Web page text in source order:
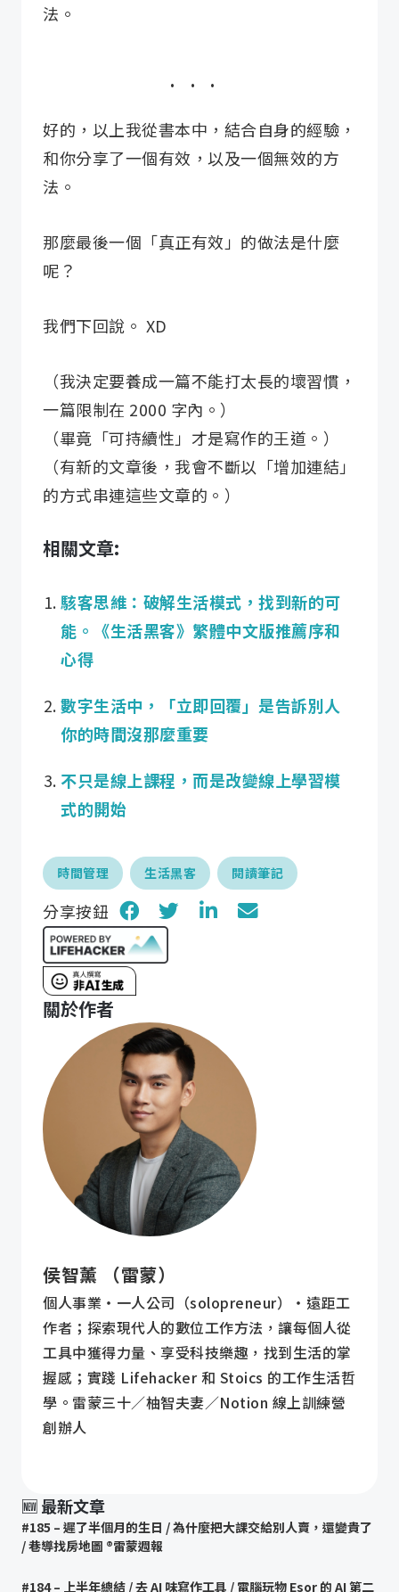
法。
好的，以上我從書本中，結合自身的經驗，
和你分享了一個有效，以及一個無效的方
法。
那麼最後一個「真正有效」的做法是什麼
呢？
我們下回說。 XD
（我決定要養成一篇不能打太長的壞習慣，
一篇限制在 2000 字內。）
（畢竟「可持續性」才是寫作的王道。）
（有新的文章後，我會不斷以「增加連結」
的方式串連這些文章的。）
相關文章:
駭客思維：破解生活模式，找到新的可
能。《生活黑客》繁體中文版推薦序和
心得
數字生活中，「立即回覆」是告訴別人
你的時間沒那麼重要
不只是線上課程，而是改變線上學習模
式的開始
時間管理 生活黑客 閱讀筆記
分享按鈕
關於作者
侯智薰 （雷蒙）
個人事業・一人公司（solopreneur）・遠距工
作者；探索現代人的數位工作方法，讓每個人從
工具中獲得力量、享受科技樂趣，找到生活的掌
握感；實踐 Lifehacker 和 Stoics 的工作生活哲
學。雷蒙三十／柚智夫妻／Notion 線上訓練營
創辦人
🆕 最新文章
#185 – 遲了半個月的生日 / 為什麼把大課交給別人賣，還變貴了
/ 巷導找房地圖 ®️雷蒙週報
#184 – 上半年總結 / 去 AI 味寫作工具 / 電腦玩物 Esor 的 AI 第二